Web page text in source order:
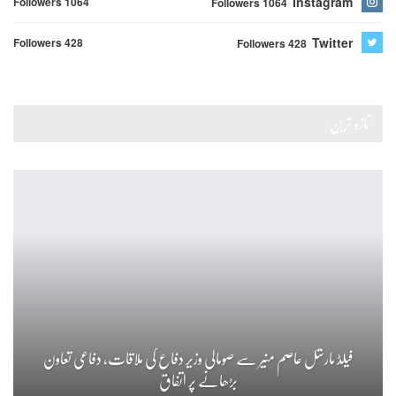
Twitter
Followers 428
Followers 428
فیلڈ مارشل عاصم منیر سے صومالی وزیر دفاع کی ملاقات، دفاعی تعاون
بڑھانے پر اتفاق